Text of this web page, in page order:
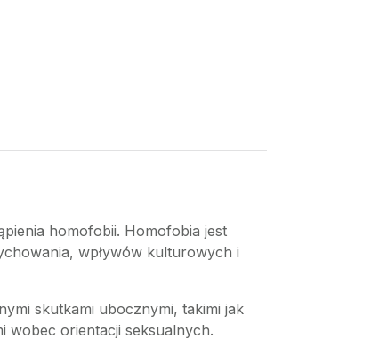
homofobii. Homofobia jest
wpływów kulturowych i
skutkami ubocznymi, takimi jak
wobec orientacji seksualnych.